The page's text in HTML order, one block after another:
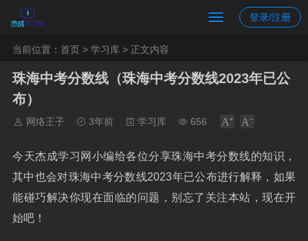
登录/注册
当前位置： 首页 > 学习库 > 正文内容
珠海中考分数线（珠海中考分数线2023年已公
布）
网络王子 3年前 学习库 656
今天杰成学习网小编给各位分享珠海中考分数线的知识，
其中也会对珠海中考分数线2023年已公布进行解释，如果
能碰巧解决你现在面临的问题，别忘了关注本站，现在开
始吧！